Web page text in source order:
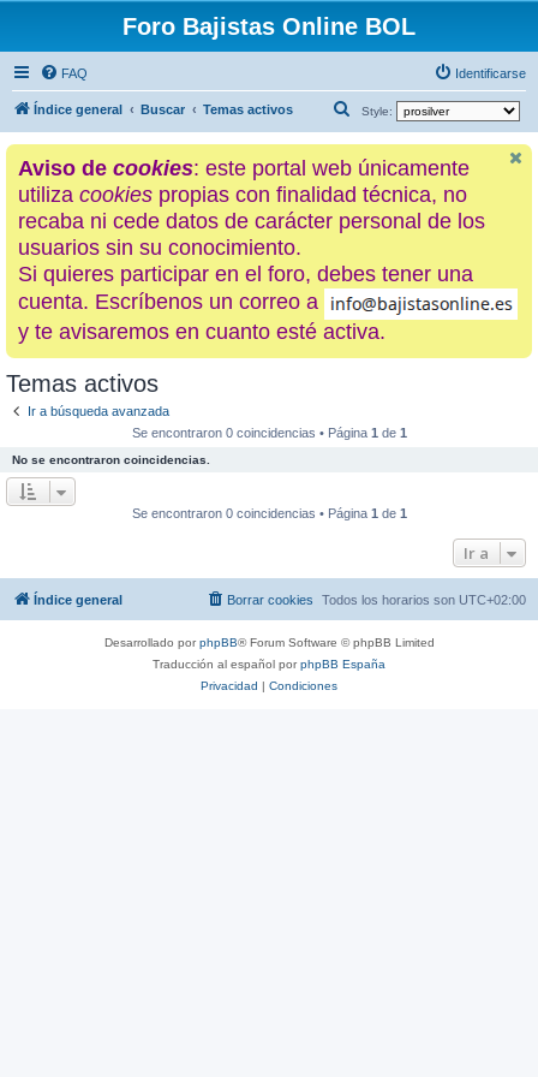
Foro Bajistas Online BOL
FAQ Identificarse
Índice general Buscar Temas activos Style:
u
c
a
Aviso de cookies: este portal web únicamente
utiliza cookies propias con finalidad técnica, no
recaba ni cede datos de carácter personal de los
usuarios sin su conocimiento.
Si quieres participar en el foro, debes tener una
cuenta. Escríbenos un correo a
y te avisaremos en cuanto esté activa.
Temas activos
Ir a búsqueda avanzada
Se encontraron 0 coincidencias • Página 1 de 1
No se encontraron coincidencias.
Se encontraron 0 coincidencias • Página 1 de 1
Ir a
Índice general Todos los horarios son UTC+02:00
Borrar cookies
Desarrollado porphpBB® Forum Software © phpBB Limited
Traducción al español porphpBB España
Privacidad | Condiciones